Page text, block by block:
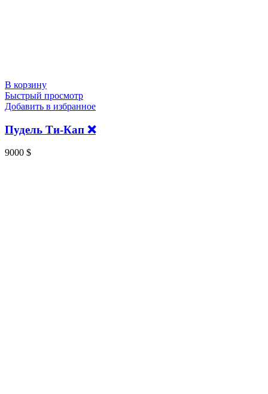
В корзину
Быстрый просмотр
Добавить в избранное
Пудель Ти-Кап ❌
9000 $